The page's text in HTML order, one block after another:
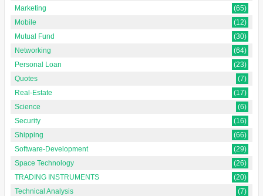
Marketing
(65)
Mobile
(12)
Mutual Fund
(30)
Networking
(64)
Personal Loan
(23)
Quotes
(7)
Real-Estate
(17)
Science
(6)
Security
(16)
Shipping
(66)
Software-Development
(29)
Space Technology
(26)
TRADING INSTRUMENTS
(20)
Technical Analysis
(7)